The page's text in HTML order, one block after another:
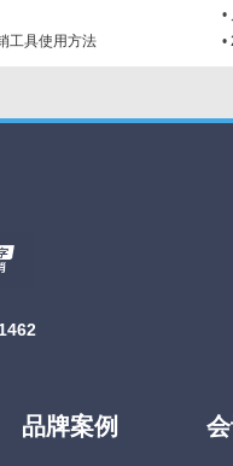
•
工具使用方法 •
品牌案例